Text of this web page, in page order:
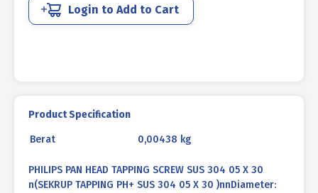
304
M05
Login to Add to Cart
Product Specification
Berat 0,00438 kg
PHILIPS PAN HEAD TAPPING SCREW SUS 304 05 X 30
n(SEKRUP TAPPING PH+ SUS 304 05 X 30 )nnDiameter: